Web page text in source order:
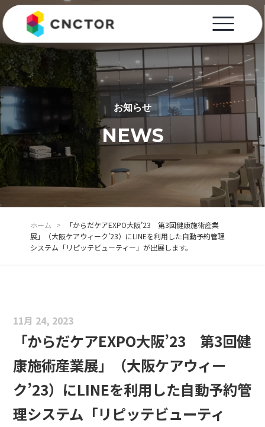
お知らせ
NEWS
ホーム >
「からだケアEXPO大阪’23 第3回健康施術産業
展」（大阪ケアウィーク’23）にLINEを利用した自動予約管理
システム「リピッテビューティー」が出展します。
11月 24, 2023
「からだケアEXPO大阪’23 第3回健
康施術産業展」（大阪ケアウィー
ク’23）にLINEを利用した自動予約管
理システム「リピッテビューティ